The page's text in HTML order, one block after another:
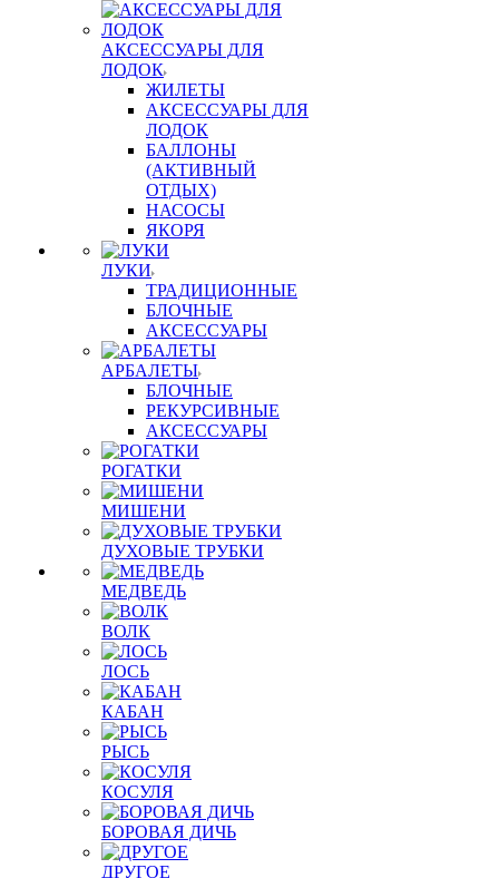
АКСЕССУАРЫ ДЛЯ
ЛОДОК
ЖИЛЕТЫ
АКСЕССУАРЫ ДЛЯ
ЛОДОК
БАЛЛОНЫ
(АКТИВНЫЙ
ОТДЫХ)
НАСОСЫ
ЯКОРЯ
ЛУКИ
ТРАДИЦИОННЫЕ
БЛОЧНЫЕ
АКСЕССУАРЫ
АРБАЛЕТЫ
БЛОЧНЫЕ
РЕКУРСИВНЫЕ
АКСЕССУАРЫ
РОГАТКИ
МИШЕНИ
ДУХОВЫЕ ТРУБКИ
МЕДВЕДЬ
ВОЛК
ЛОСЬ
КАБАН
РЫСЬ
КОСУЛЯ
БОРОВАЯ ДИЧЬ
ДРУГОЕ